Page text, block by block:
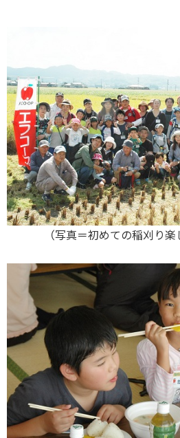
（写真＝初めての稲刈り